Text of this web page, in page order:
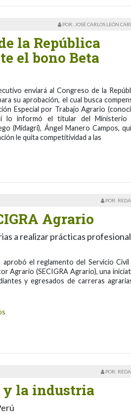
POR: JOSÉ CARLOS LEÓN
la República
el bono Beta
enviará al Congreso de la
su aprobación, el cual busca
Especial por Trabajo Agrario
lo informó el titular del Ministerio
(Midagri), Ángel Manero Campos,
le quita competitividad a las
POR:
Agrario
a realizar prácticas
aprobó el reglamento del Servicio Civil
Agrario (SECIGRA Agrario), una
y egresados de carreras
POR:
y la industria